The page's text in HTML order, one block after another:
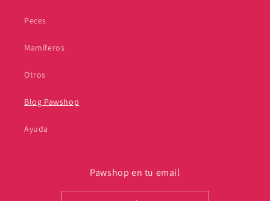
Peces
Mamíferos
Otros
Blog Pawshop
Ayuda
Pawshop en tu email